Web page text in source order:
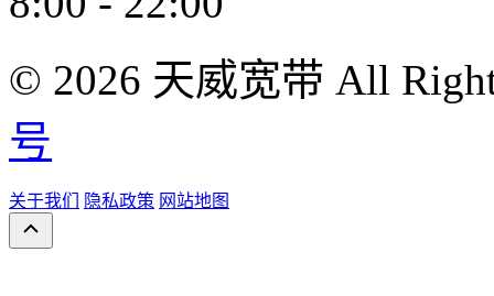
© 2026 天威宽带 All
号
关于我们 隐私政策 网站地图